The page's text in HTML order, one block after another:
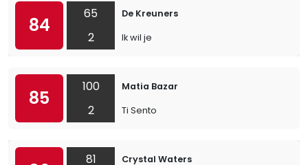
84
65
2
De Kreuners
Ik wil je
85
100
2
Matia Bazar
Ti Sento
81
Crystal Waters